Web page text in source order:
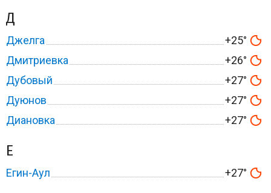
Д
Джелга
+25°
Дмитриевка
+26°
Дубовый
+27°
Дуюнов
+27°
Диановка
+27°
Е
Егин-Аул +27°